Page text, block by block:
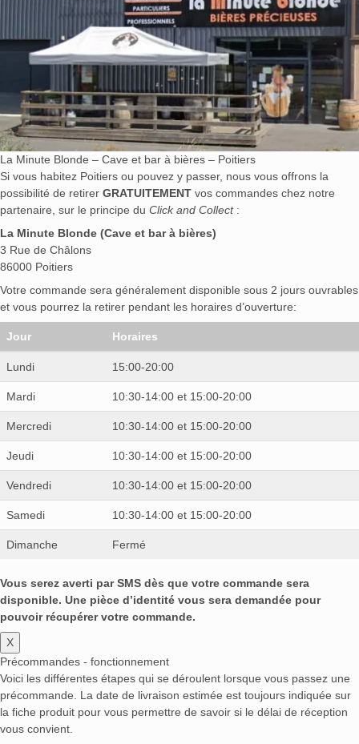
La Minute Blonde – Cave et bar à bières – Poitiers
Si vous habitez Poitiers ou pouvez y passer, nous vous offrons la
possibilité de retirer GRATUITEMENT vos commandes chez notre
partenaire, sur le principe du Click and Collect:
La Minute Blonde (Cave et bar à bières)
3 Rue de Châlons
86000 Poitiers
Votre commande sera généralement disponible sous 2 jours ouvrables
et vous pourrez la retirer pendant les horaires d’ouverture:
Jour Horaires
Lundi 15:00-20:00
Mardi 10:30-14:00 et 15:00-20:00
Mercredi 10:30-14:00 et 15:00-20:00
Jeudi 10:30-14:00 et 15:00-20:00
Vendredi 10:30-14:00 et 15:00-20:00
Samedi 10:30-14:00 et 15:00-20:00
Dimanche Fermé
Vous serez averti par SMS dès que votre commande sera
disponible. Une pièce d’identité vous sera demandée pour
pouvoir récupérer votre commande.
X
Précommandes - fonctionnement
Voici les différentes étapes qui se déroulent lorsque vous passez une
précommande. La date de livraison estimée est toujours indiquée sur
la fiche produit pour vous permettre de savoir si le délai de réception
vous convient.